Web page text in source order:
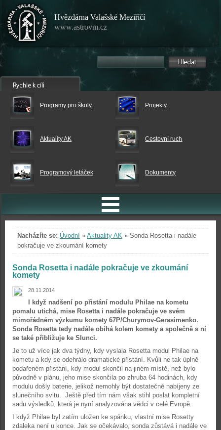
Hvězdárna Valašské Meziříčí
www.astrovm.cz
Programy pro školy Projekty
Aktuality AK Cestovní ruch
Programový letáček Dokumenty
Nacházíte se: Úvodní » Aktuality AK » Sonda Rosetta i nadále
pokračuje ve zkoumání komety
Sonda Rosetta i nadále pokračuje ve zkoumání
komety
28.11.2014
I když nadšení po přistání modulu Philae na kometu
pomalu utichá, mise Rosetta i nadále pokračuje ve svém
mimořádném výzkumu komety 67P/Churymov-Gerasimenko.
Sonda Rosetta tedy nadále obíhá kolem komety a společně s ní
se také přibližuje ke Slunci.
Je to už více jak dva týdny, kdy vyslala Rosetta modul Philae na
kometu a kdy se odehrálo dramatické přistání. Kvůli ne tak úplně
podařeném přistání, kdy modul skončil na jiném místě, než bylo
původně v plánu, jeho mise skončila po zhruba 64 hodinách, kdy
modulu došly baterie, jelikož nemohly být dostatečně nabíjeny ze
slunečního svitu. Ještě před tím nám však stihl poslat kompletní
sadu výsledků, která je nyní analyzována vědci v celé Evropě.
I když Philae byl zatím uložen ke spánku, vlastní mise Rosetty
zdaleka není u konce. Jak se očekávalo, sonda zůstává i nadále ve